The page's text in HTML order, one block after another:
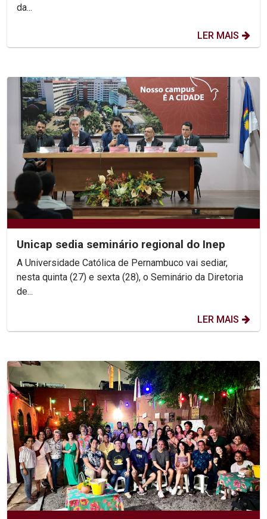
da...
LER MAIS
Unicap sedia seminário regional do Inep
A Universidade Católica de Pernambuco vai sediar,
nesta quinta (27) e sexta (28), o Seminário da Diretoria
de...
LER MAIS